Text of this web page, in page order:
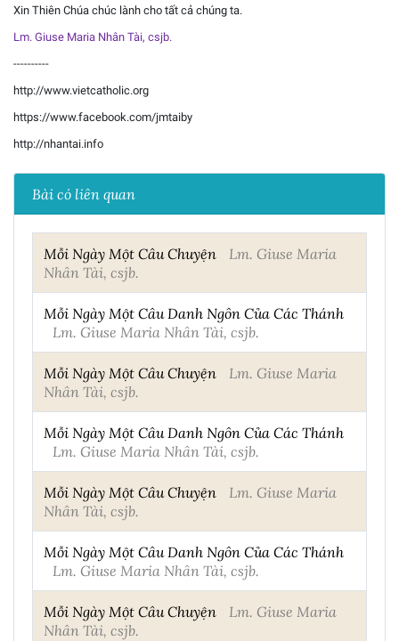
Xin Thiên Chúa chúc lành cho tất cả chúng ta.
Lm. Giuse Maria Nhân Tài, csjb.
----------
http://www.vietcatholic.org
https://www.facebook.com/jmtaiby
http://nhantai.info
Bài có liên quan
Mỗi Ngày Một Câu Chuyện
Lm. Giuse Maria
Nhân Tài, csjb.
Mỗi Ngày Một Câu Danh Ngôn Của Các Thánh
Lm. Giuse Maria Nhân Tài, csjb.
Mỗi Ngày Một Câu Chuyện
Lm. Giuse Maria
Nhân Tài, csjb.
Mỗi Ngày Một Câu Danh Ngôn Của Các Thánh
Lm. Giuse Maria Nhân Tài, csjb.
Mỗi Ngày Một Câu Chuyện
Lm. Giuse Maria
Nhân Tài, csjb.
Mỗi Ngày Một Câu Danh Ngôn Của Các Thánh
Lm. Giuse Maria Nhân Tài, csjb.
Mỗi Ngày Một Câu Chuyện
Lm. Giuse Maria
Nhân Tài, csjb.